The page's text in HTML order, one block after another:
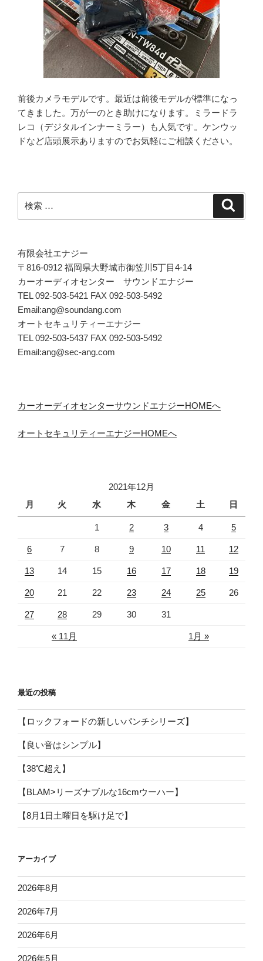
前後カメラモデルです。最近は前後モデルが標準になっ
てきました。万が一のとき助けになります。ミラードラ
レコ（デジタルインナーミラー）も人気です。ケンウッ
ドなど店頭展示ありますのでお気軽にご相談ください。
検
索:
有限会社エナジー
〒816-0912 福岡県大野城市御笠川5丁目4-14
カーオーディオセンター サウンドエナジー
TEL 092-503-5421 FAX 092-503-5492
Email:ang@soundang.com
オートセキュリティーエナジー
TEL 092-503-5437 FAX 092-503-5492
Email:ang@sec-ang.com
カーオーディオセンターサウンドエナジーHOMEへ
オートセキュリティーエナジーHOMEへ
2021年12月
月
火 水 木 金 土 日
« 11月 1月 »
1 2 3 4 5
6 7 8 9 10 11 12
13 14 15 16 17 18 19
20 21 22 23 24 25 26
27 28 29 30 31
最近の投稿
【ロックフォードの新しいパンチシリーズ】
【良い音はシンプル】
【38℃超え】
【BLAM>リーズナブルな16cmウーハー】
【8月1日土曜日を駆け足で】
アーカイブ
2026年8月
2026年7月
2026年6月
2026年5月